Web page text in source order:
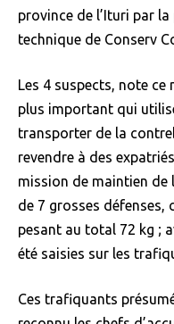
province de l’Ituri par
technique de Conserv
Les 4 suspects, note ce
plus important qui
transporter de la
revendre à des
mission de maintien de
de 7 grosses défenses,
pesant au total 72 kg ;
été saisies sur les
Ces trafiquants